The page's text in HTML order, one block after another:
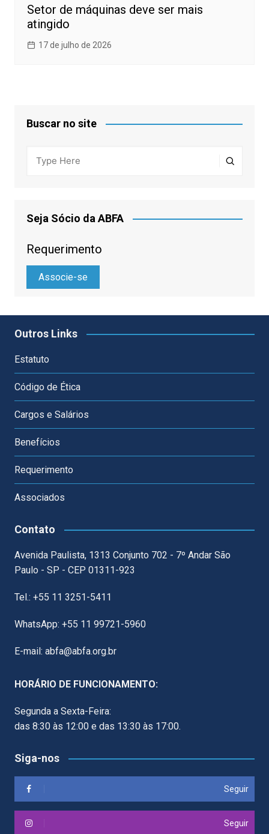
Setor de máquinas deve ser mais
atingido
17 de julho de 2026
Buscar no site
Seja Sócio da ABFA
Requerimento
Associe-se
Outros Links
Estatuto
Código de Ética
Cargos e Salários
Benefícios
Requerimento
Associados
Contato
Avenida Paulista, 1313 Conjunto 702 - 7º Andar São
Paulo - SP - CEP 01311-923
Tel.: +55 11 3251-5411
WhatsApp: +55 11 99721-5960
E-mail: abfa@abfa.org.br
HORÁRIO DE FUNCIONAMENTO:
Segunda a Sexta-Feira:
das 8:30 às 12:00 e das 13:30 às 17:00.
Siga-nos
Seguir
Seguir